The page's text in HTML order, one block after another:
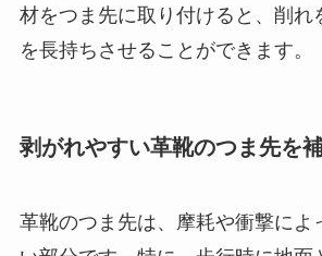
材をつま先に取り付けると、削れ
を長持ちさせることができます。
剥がれやすい革靴のつま先を
革靴のつま先は、摩耗や衝撃によ